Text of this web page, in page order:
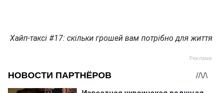
Хайп-таксі #17: скільки грошей вам потрібно для життя